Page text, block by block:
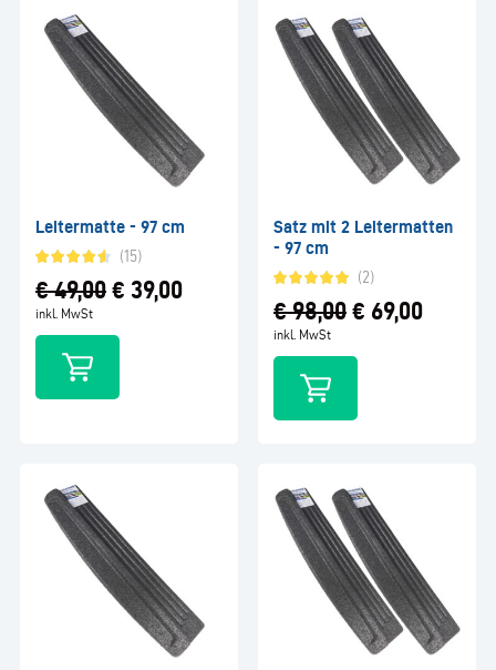
Leitermatte - 97 cm
(15)
€49,00 € 39,00
inkl. MwSt
Satz mit 2 Leitermatten
- 97 cm
(2)
€98,00 € 69,00
inkl. MwSt